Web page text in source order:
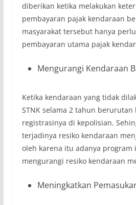
diberikan ketika melakukan
pembayaran pajak kendaraan
masyarakat tersebut hanya
pembayaran utama pajak
Mengurangi Kendaraan
Ketika kendaraan yang tidak
STNK selama 2 tahun
registrasinya di kepolisian.
terjadinya resiko kendaraan
oleh karena itu adanya program
mengurangi resiko kendaraan
Meningkatkan